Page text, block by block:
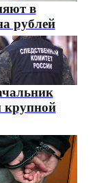
в
рублей
крупной